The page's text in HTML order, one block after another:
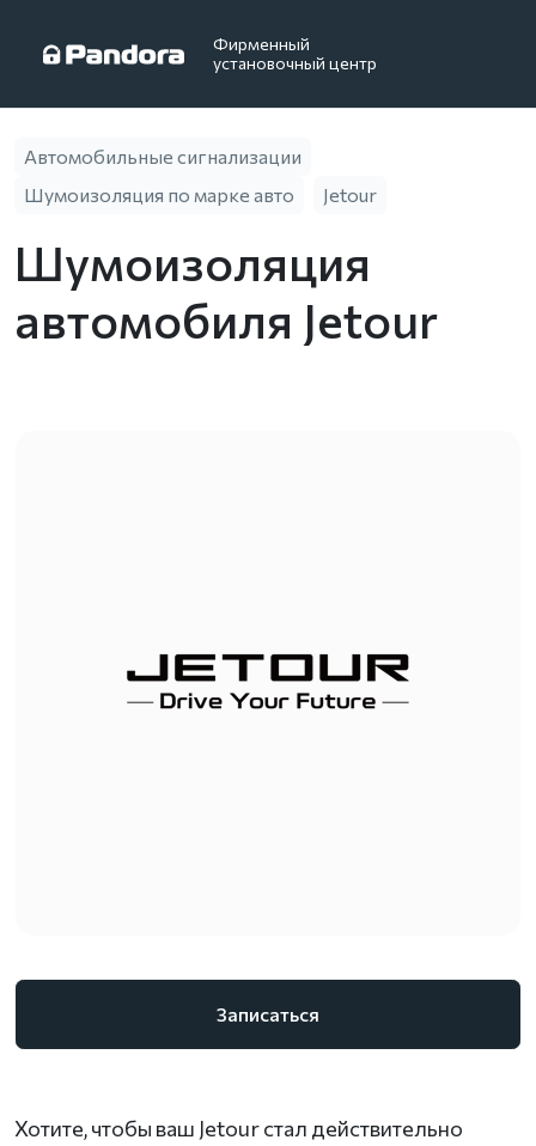
Фирменный
установочный центр
Автомобильные сигнализации
Шумоизоляция по марке авто
Jetour
Шумоизоляция
автомобиля Jetour
Записаться
Хотите, чтобы ваш Jetour стал действительно